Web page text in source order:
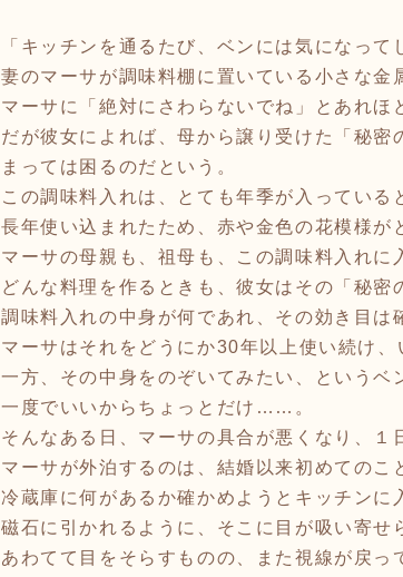
「キッチンを通るたび、ベンには気になって
妻のマーサが調味料棚に置いている小さな金
マーサに「絶対にさわらないでね」とあれ
だが彼女によれば、母から譲り受けた「秘
まっては困るのだという。
この調味料入れは、とても年季が入ってい
長年使い込まれたため、赤や金色の花模様が
マーサの母親も、祖母も、この調味料入れ
どんな料理を作るときも、彼女はその「秘密
調味料入れの中身が何であれ、その効き目は
マーサはそれをどうにか30年以上使い続け
一方、その中身をのぞいてみたい、というベ
一度でいいからちょっとだけ……。
そんなある日、マーサの具合が悪くなり、１
マーサが外泊するのは、結婚以来初めてのこ
冷蔵庫に何があるか確かめようとキッチン
磁石に引かれるように、そこに目が吸い寄せ
あわてて目をそらすものの、また視線が戻っ